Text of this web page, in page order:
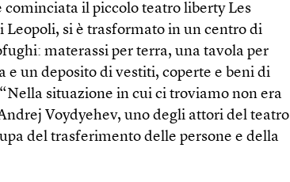
cominciata il piccolo teatro liberty Les
Leopoli, si è trasformato in un centro di
materassi per terra, una tavola per
e un deposito di vestiti, coperte e beni di
situazione in cui ci troviamo non era
Voydyehev, uno degli attori del teatro
del trasferimento delle persone e della